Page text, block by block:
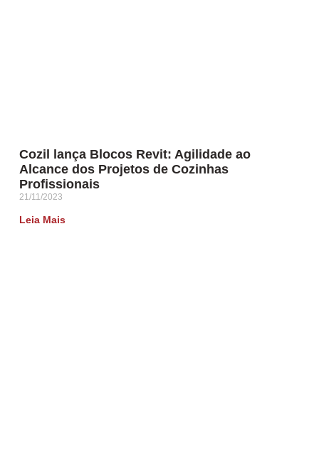
Cozil lança Blocos Revit: Agilidade ao
Alcance dos Projetos de Cozinhas
Profissionais
21/11/2023
Leia Mais